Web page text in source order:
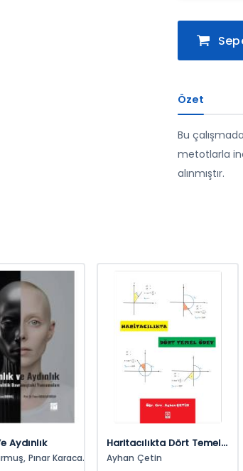
Özet
Bu
metotlarla
alınmıştır.
Aydınlık
Karacan
Haritacılıkta Dört Temel
Ödev Problemler Ve
Ayhan Çetin